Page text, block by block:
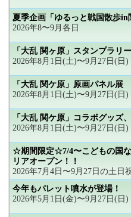
夏季企画「ゆるっと戦国散歩in
2026年8〜9月各日
「大乱 関ヶ原」スタンプラリー
2026年8月1日(土)〜9月27日(日)
「大乱 関ケ原」原画パネル展
2026年8月1日(土)〜9月27日(日)
「大乱 関ケ原」コラボグッズ
2026年8月1日(土)〜9月27日(日)
☆期間限定☆7/4〜こどもの国
リアオープン！！
2026年7月4日〜9月27日の土
今年もパレット噴水が登場！
2026年5月1日(金)〜9月27日(日)